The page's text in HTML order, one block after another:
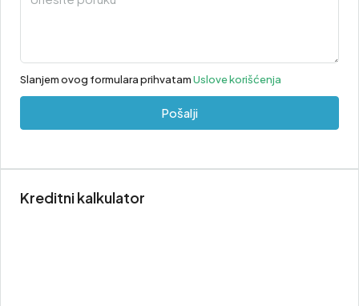
Slanjem ovog formulara prihvatamUslove korišćenja
Pošalji
Kreditni kalkulator